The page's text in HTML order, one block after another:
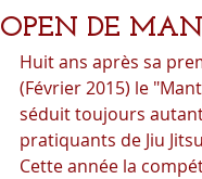
OPEN DE
Huit ans après sa
(Février 2015) le
séduit toujours
pratiquants de Jiu
Cette année la